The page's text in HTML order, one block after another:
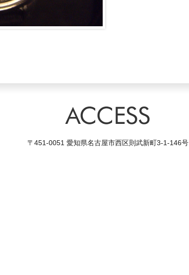
〒451-0051 愛知県名古屋市西区則武新町3-1-146号